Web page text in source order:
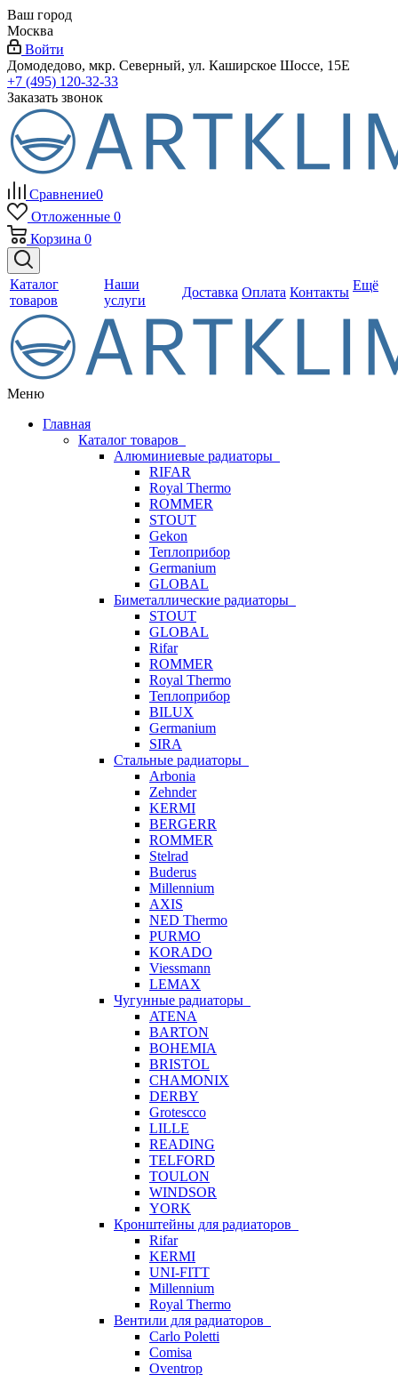
Ваш город
Москва
Войти
Домодедово, мкр. Северный, ул. Каширское Шоссе, 15Е
+7 (495) 120-32-33
Заказать звонок
Сравнение0
Отложенные 0
Корзина 0
Каталог
товаров
Наши
услуги
Доставка Оплата Контакты Ещё
Меню
Главная
Каталог товаров
Алюминиевые радиаторы
RIFAR
Royal Thermo
ROMMER
STOUT
Gekon
Теплоприбор
Germanium
GLOBAL
Биметаллические радиаторы
STOUT
GLOBAL
Rifar
ROMMER
Royal Thermo
Теплоприбор
BILUX
Germanium
SIRA
Стальные радиаторы
Arbonia
Zehnder
KERMI
BERGERR
ROMMER
Stelrad
Buderus
Millennium
AXIS
NED Thermo
PURMO
KORADO
Viessmann
LEMAX
Чугунные радиаторы
ATENA
BARTON
BOHEMIA
BRISTOL
CHAMONIX
DERBY
Grotescco
LILLE
READING
TELFORD
TOULON
WINDSOR
YORK
Кронштейны для радиаторов
Rifar
KERMI
UNI-FITT
Millennium
Royal Thermo
Вентили для радиаторов
Carlo Poletti
Comisa
Oventrop